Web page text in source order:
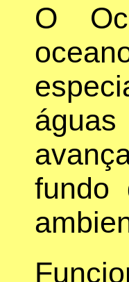
O
fundo